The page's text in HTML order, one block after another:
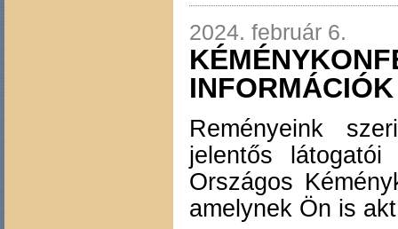
2024. február 6.
INFORMÁCIÓK
Reményeink
jelentős
Országos
amelynek Ön is